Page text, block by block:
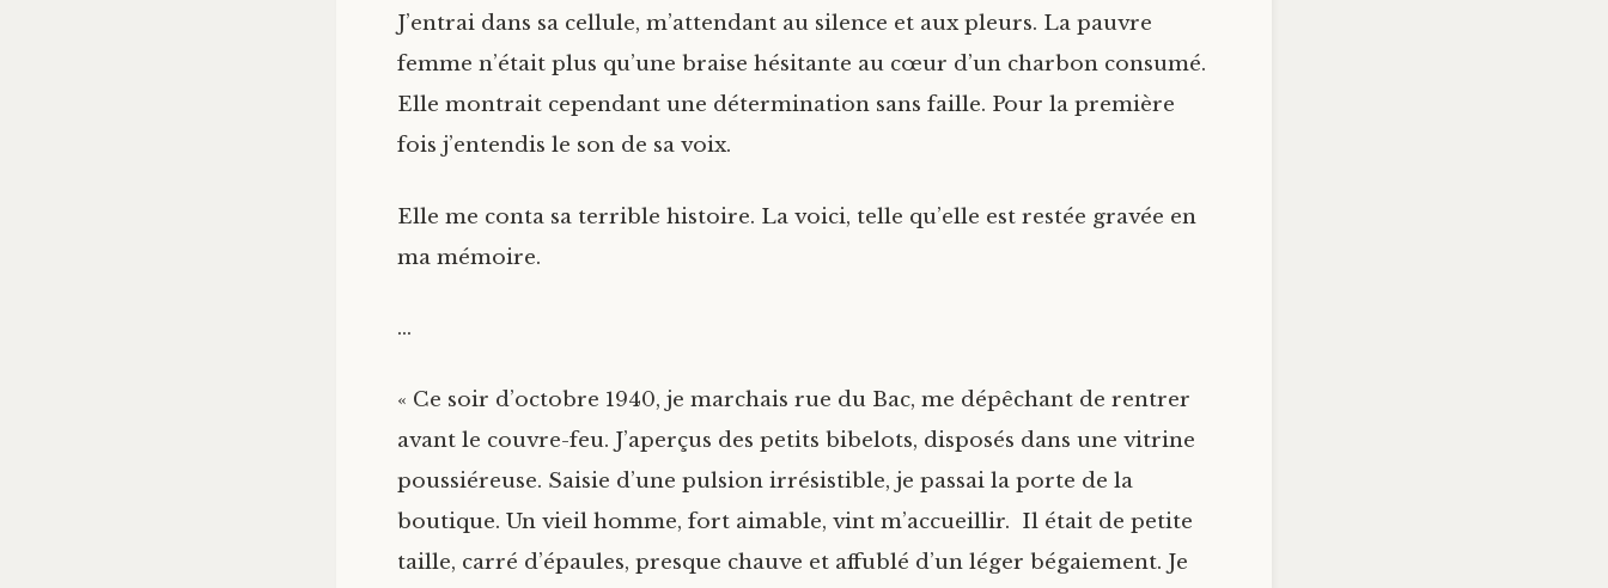
J’entrai dans sa cellule, m’attendant au silence et aux pleurs. La pauvre
femme n’était plus qu’une braise hésitante au cœur d’un charbon consumé.
Elle montrait cependant une détermination sans faille. Pour la première
fois j’entendis le son de sa voix.
Elle me conta sa terrible histoire. La voici, telle qu’elle est restée gravée en
ma mémoire.
…
« Ce soir d’octobre 1940, je marchais rue du Bac, me dépêchant de rentrer
avant le couvre-feu. J’aperçus des petits bibelots, disposés dans une vitrine
poussiéreuse. Saisie d’une pulsion irrésistible, je passai la porte de la
boutique. Un vieil homme, fort aimable, vint m’accueillir. Il était de petite
taille, carré d’épaules, presque chauve et affublé d’un léger bégaiement. Je